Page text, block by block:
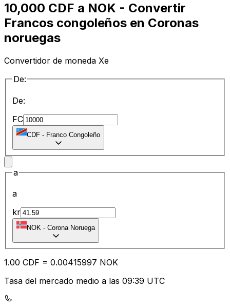
10,000 CDF a NOK - Convertir
Francos congoleños en Coronas
noruegas
Convertidor de moneda Xe
De:
De:
FC
CDF - Franco Congoleño
a
a
kr
NOK - Corona Noruega
1.00 CDF = 0.00415997 NOK
Tasa del mercado medio a las 09:39 UTC